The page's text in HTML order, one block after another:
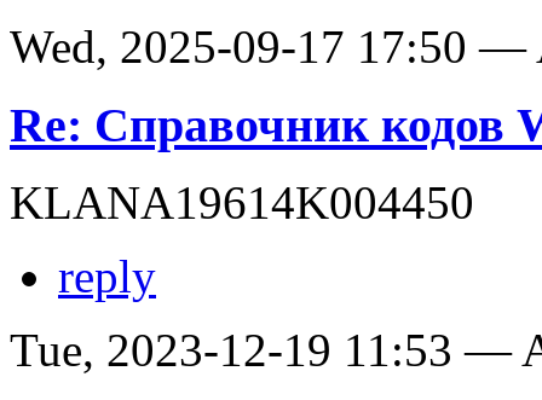
Wed, 2025-09-17 17:50 —
Re: Справочник кодов
KLANA19614K004450
reply
Tue, 2023-12-19 11:53 —